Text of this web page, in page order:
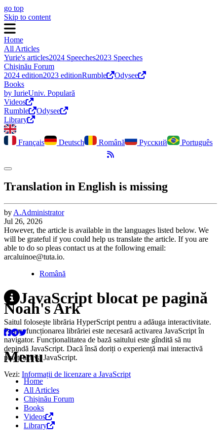
go top
Skip to content
Home
All Articles
Yurie's articles2024 Speeches2023 Speeches
Chișinău Forum
2024 edition2023 editionRumble
Odysee
Books
by IurieUniv. Populară
Videos
Rumble
Odysee
Library
Français Deutsch Română Русский
Português
RSS Feed
Toggle dark mode
Translation in English is missing
by A.Administrator
Jul 26, 2026
However, the article is available in the languages listed below. We
will be grateful if you could help us translate the article. If you are
able to do so pleas contact us at the following email:
arcaluinoe@tuta.io.
Română
JavaScript blocat pe pagină
Saitul folosește librăria HyperScript pentru a adăuga interactivitate.
Pentru funcționarea librăriei este necesară activarea JavaScript în
navigator. Funcționalitatea de bază saitului este gîndită să nu
depindă JavaScript. Dacă însă doriți o experiență mai interactivă
puteți activa JavaScript.
Vezi: Informații de licenzare a JavaScript
Noah's Ark
Menu
Home
All Articles
Chișinău Forum
Books
Videos
Library